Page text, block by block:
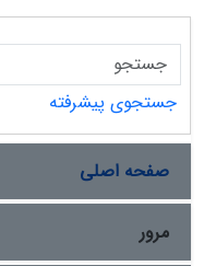
جستجوی پیشرفته
صفحه اصلی
مرور